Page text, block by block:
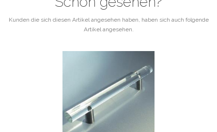
Kunden die sich diesen Artikel angesehen haben, haben sich auch folgende
Artikel angesehen.